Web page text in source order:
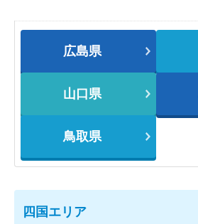
広島県
山口県
鳥取県
四国エリア